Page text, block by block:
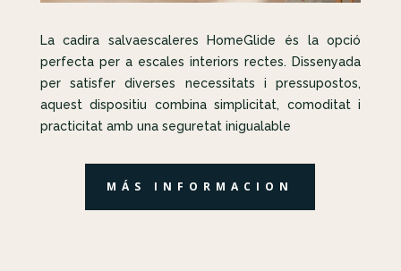
La cadira salvaescaleres HomeGlide és la opció
perfecta per a escales interiors rectes. Dissenyada
per satisfer diverses necessitats i pressupostos,
aquest dispositiu combina simplicitat, comoditat i
practicitat amb una seguretat inigualable
MÁS INFORMACION